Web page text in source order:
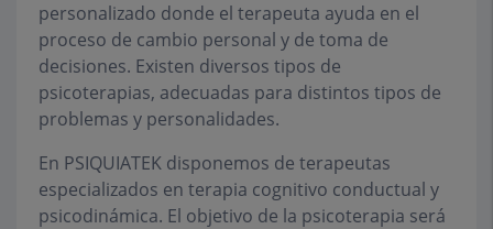
personalizado donde el terapeuta ayuda en el
proceso de cambio personal y de toma de
decisiones. Existen diversos tipos de
psicoterapias, adecuadas para distintos tipos de
problemas y personalidades.
En PSIQUIATEK disponemos de terapeutas
especializados en terapia cognitivo conductual y
psicodinámica. El objetivo de la psicoterapia será